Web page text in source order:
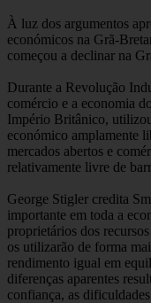
À luz dos argumentos
económicos na Grã-
começou a declinar na
Durante a Revolução
comércio e a economia
Império Britânico,
económico amplamente
mercados abertos e
relativamente livre de
George Stigler credita
importante em toda a
proprietários dos
os utilizarão de forma
rendimento igual em
diferenças aparentes
confiança, as